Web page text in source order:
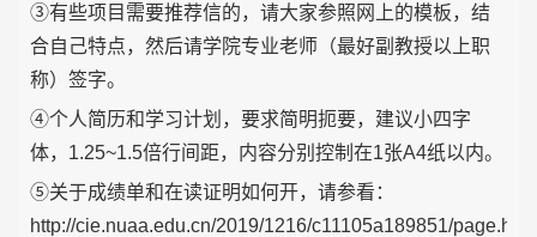
③有些项目需要推荐信的，请大家参照网上的模板，结
合自己特点，然后请学院专业老师（最好副教授以上职
称）签字。
④个人简历和学习计划，要求简明扼要，建议小四字
体，1.25~1.5倍行间距，内容分别控制在1张A4纸以内。
⑤关于成绩单和在读证明如何开，请参看：
http://cie.nuaa.edu.cn/2019/1216/c11105a189851/page.htm